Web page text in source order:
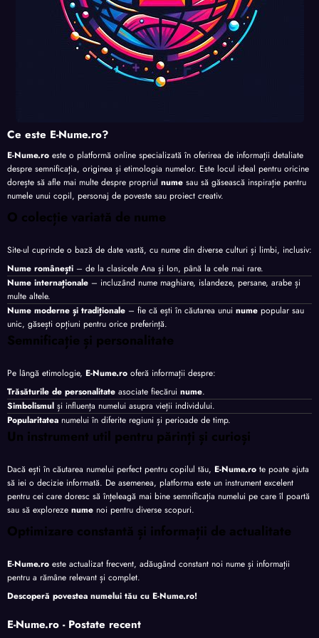
Ce este E-Nume.ro?
E-Nume.ro este o platformă online specializată în oferirea de informații detaliate
despre semnificația, originea și etimologia numelor. Este locul ideal pentru oricine
dorește să afle mai multe despre propriul nume sau să găsească inspirație pentru
numele unui copil, personaj de poveste sau proiect creativ.
O colecție variată de nume
Site-ul cuprinde o bază de date vastă, cu nume din diverse culturi și limbi, inclusiv:
Nume românești – de la clasicele Ana și Ion, până la cele mai rare.
Nume internaționale – incluzând nume maghiare, islandeze, persane, arabe și
multe altele.
Nume moderne și tradiționale – fie că ești în căutarea unui nume popular sau
unic, găsești opțiuni pentru orice preferință.
Semnificație și personalitate
Pe lângă etimologie, E-Nume.ro oferă informații despre:
Trăsăturile de personalitate asociate fiecărui nume.
Simbolismul și influența numelui asupra vieții individului.
Popularitatea numelui în diferite regiuni și perioade de timp.
Un instrument util pentru părinți și curioși
Dacă ești în căutarea numelui perfect pentru copilul tău, E-Nume.ro te poate ajuta
să iei o decizie informată. De asemenea, platforma este un instrument excelent
pentru cei care doresc să înțeleagă mai bine semnificația numelui pe care îl poartă
sau să exploreze nume noi pentru diverse scopuri.
Optimizare constantă și informații de actualitate
E-Nume.ro este actualizat frecvent, adăugând constant noi nume și informații
pentru a rămâne relevant și complet.
Descoperă povestea numelui tău cu E-Nume.ro!
E-Nume.ro - Postate recent